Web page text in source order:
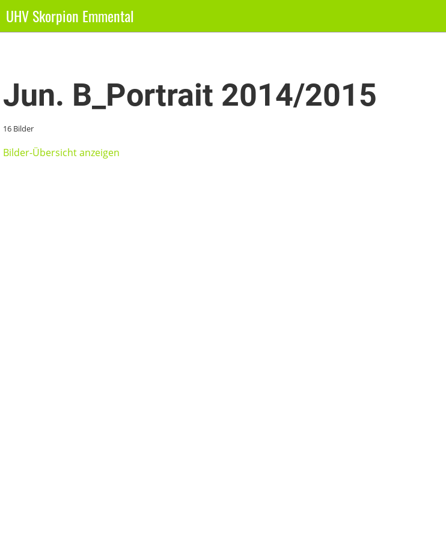
UHV Skorpion Emmental
Zurück
Jun. B_Portrait 2014/2015
16 Bilder
Bilder-Übersicht anzeigen